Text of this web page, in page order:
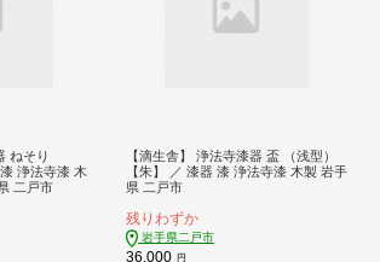
ねそり
浄法寺漆 木
二戸市
【滴生舎】 浄法寺漆器 盃 （浅型）
【朱】 ／ 漆器 漆 浄法寺漆 木製 岩手
県 二戸市
残りわずか
岩手県二戸市
36,000 円